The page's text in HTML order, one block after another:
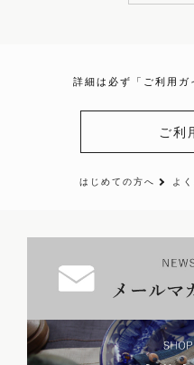
詳細は必ず「ご利用ガ
ご利
はじめての方へ よ